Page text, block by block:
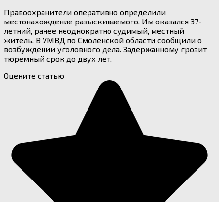
Правоохранители оперативно определили
местонахождение разыскиваемого. Им оказался 37-
летний, ранее неоднократно судимый, местный
житель. В УМВД по Смоленской области сообщили о
возбуждении уголовного дела. Задержанному грозит
тюремный срок до двух лет.
Оцените статью